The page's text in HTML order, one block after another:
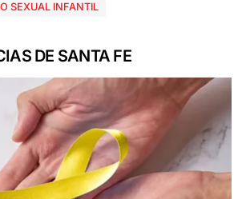
SEXUAL INFANTIL
DE SANTA FE